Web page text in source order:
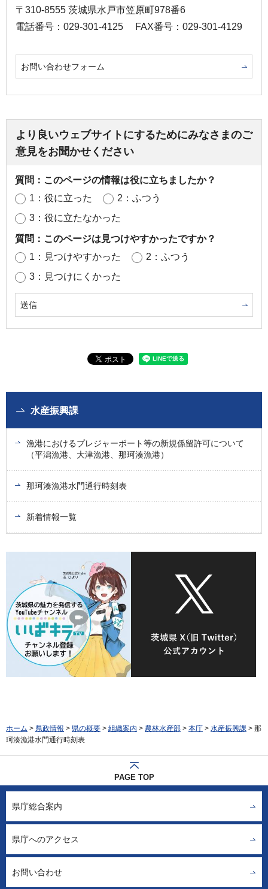
〒310-8555 茨城県水戸市笠原町978番6
電話番号：029-301-4125
FAX番号：029-301-4129
お問い合わせフォーム
より良いウェブサイトにするためにみなさまのご
意見をお聞かせください
質問：このページの情報は役に立ちましたか？
1：役に立った
2：ふつう
3：役に立たなかった
質問：このページは見つけやすかったですか？
1：見つけやすかった
2：ふつう
3：見つけにくかった
水産振興課
漁港におけるプレジャーボート等の新規係留許可について
（平潟漁港、大津漁港、那珂湊漁港）
那珂湊漁港水門通行時刻表
新着情報一覧
ホーム > 県政情報 > 県の概要 > 組織案内 > 農林水産部 > 本庁 > 水産振興課 > 那
珂湊漁港水門通行時刻表
PAGE TOP
県庁総合案内
県庁へのアクセス
お問い合わせ